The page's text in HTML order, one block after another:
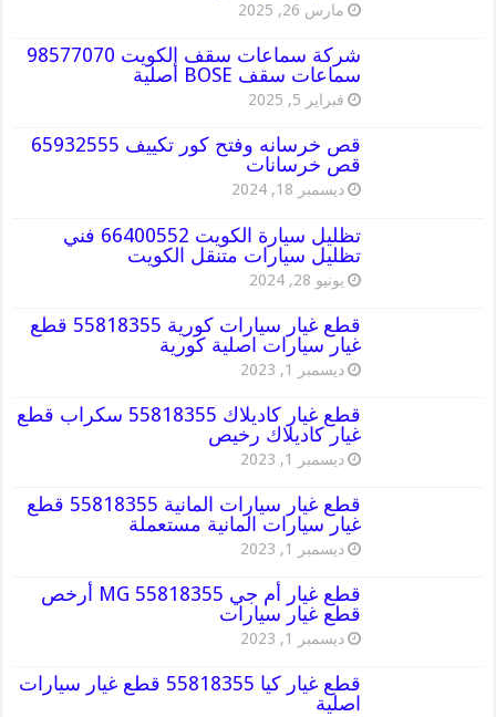
مارس 26, 2025
شركة سماعات سقف الكويت 98577070
سماعات سقف BOSE أصلية
فبراير 5, 2025
قص خرسانه وفتح كور تكييف 65932555
قص خرسانات
ديسمبر 18, 2024
تظليل سيارة الكويت 66400552 فني
تظليل سيارات متنقل الكويت
يونيو 28, 2024
قطع غيار سيارات كورية 55818355 قطع
غيار سيارات اصلية كورية
ديسمبر 1, 2023
قطع غيار كاديلاك 55818355 سكراب قطع
غيار كاديلاك رخيص
ديسمبر 1, 2023
قطع غيار سيارات المانية 55818355 قطع
غيار سيارات المانية مستعملة
ديسمبر 1, 2023
قطع غيار أم جي MG 55818355 أرخص
قطع غيار سيارات
ديسمبر 1, 2023
قطع غيار كيا 55818355 قطع غيار سيارات
اصلية